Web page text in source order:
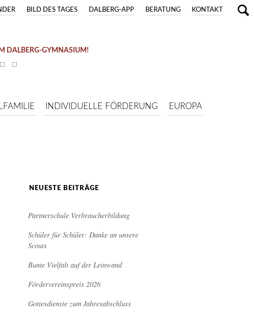
KONTAKT
BERATUNG
DALBERG-APP
BILD DES TAGES
DALBERG-GYMNASIUM!
INDIVIDUELLE FÖRDERUNG EUROPA
NEUESTE BEITRÄGE
Partnerschule Verbraucherbildung
Schüler für Schüler: Danke an unsere
Scouts
Bunte Vielfalt auf der Leinwand
Fördervereinspreis 2026
Gottesdienste zum Jahresabschluss